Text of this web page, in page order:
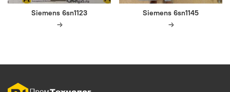
Siemens 6sn1123 Siemens 6sn1145